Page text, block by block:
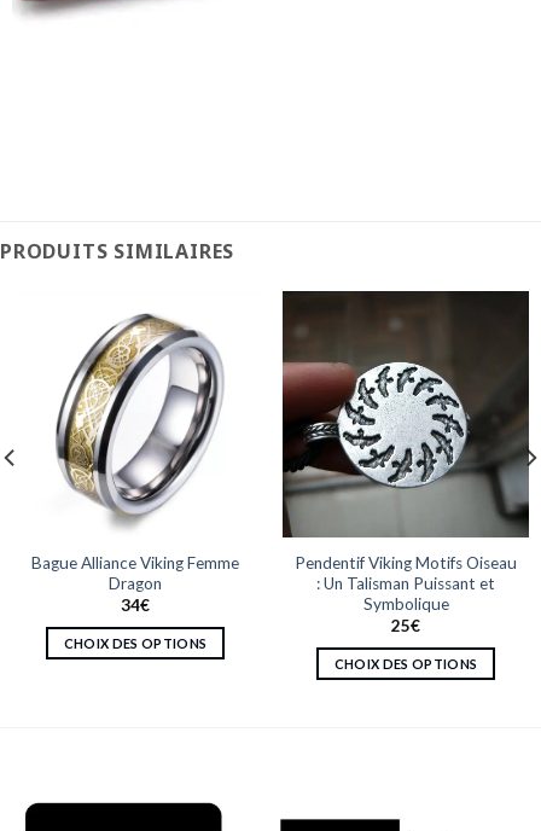
PRODUITS SIMILAIRES
Bague Alliance Viking Femme
Dragon
34€
CHOIX DES OPTIONS
Pendentif Viking Motifs Oiseau
: Un Talisman Puissant et
Symbolique
25€
CHOIX DES OPTIONS